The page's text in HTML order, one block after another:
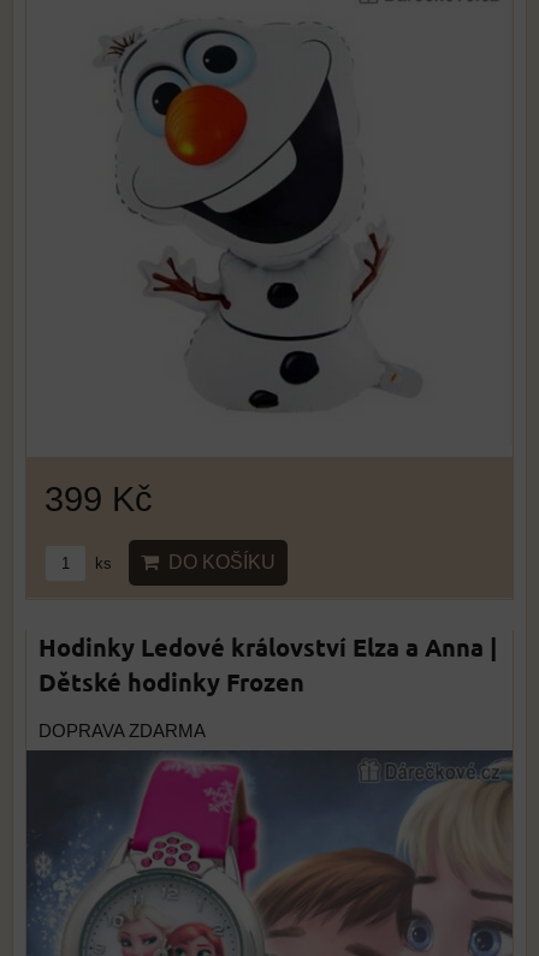
399 Kč
ks DO KOŠÍKU
Hodinky Ledové království Elza a Anna |
Dětské hodinky Frozen
DOPRAVA ZDARMA